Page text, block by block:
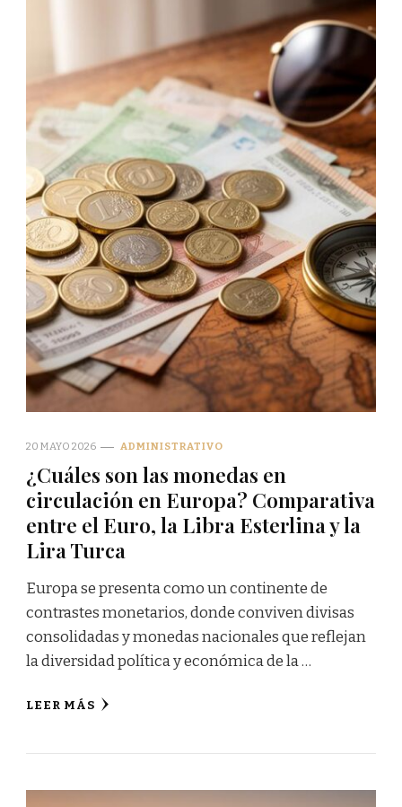
20 MAYO 2026 ADMINISTRATIVO
¿Cuáles son las monedas en
circulación en Europa? Comparativa
entre el Euro, la Libra Esterlina y la
Lira Turca
Europa se presenta como un continente de
contrastes monetarios, donde conviven divisas
consolidadas y monedas nacionales que reflejan
la diversidad política y económica de la …
LEER MÁS